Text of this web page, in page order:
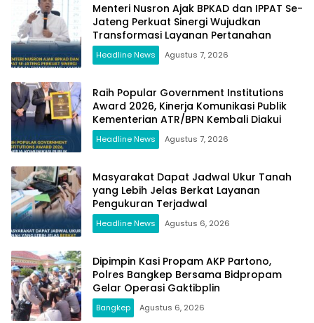
Menteri Nusron Ajak BPKAD dan IPPAT Se-
Jateng Perkuat Sinergi Wujudkan
Transformasi Layanan Pertanahan
Headline News Agustus 7, 2026
Raih Popular Government Institutions
Award 2026, Kinerja Komunikasi Publik
Kementerian ATR/BPN Kembali Diakui
Headline News Agustus 7, 2026
Masyarakat Dapat Jadwal Ukur Tanah
yang Lebih Jelas Berkat Layanan
Pengukuran Terjadwal
Headline News Agustus 6, 2026
Dipimpin Kasi Propam AKP Partono,
Polres Bangkep Bersama Bidpropam
Gelar Operasi Gaktibplin
Bangkep Agustus 6, 2026